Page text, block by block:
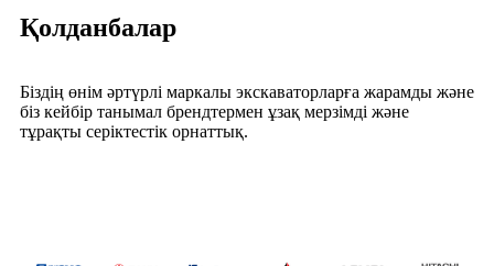
Қолданбалар
Біздің өнім әртүрлі маркалы экскаваторларға жарамды және
біз кейбір танымал брендтермен ұзақ мерзімді және
тұрақты серіктестік орнаттық.